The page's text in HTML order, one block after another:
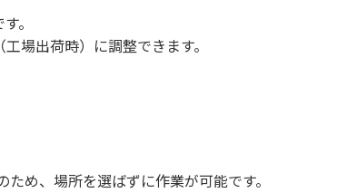
。
場出荷時）に調整できます。
、場所を選ばずに作業が可能です。